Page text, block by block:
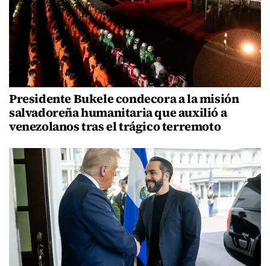
Presidente Bukele condecora a la misión
salvadoreña humanitaria que auxilió a
venezolanos tras el trágico terremoto